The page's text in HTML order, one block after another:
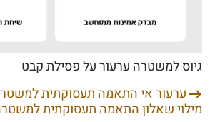
גיוס למשטרה ערעור על פסילת קבט
ניווטערעור אי התאמה תעסוקתית
מילוי שאלון התאמה תעסוקתית